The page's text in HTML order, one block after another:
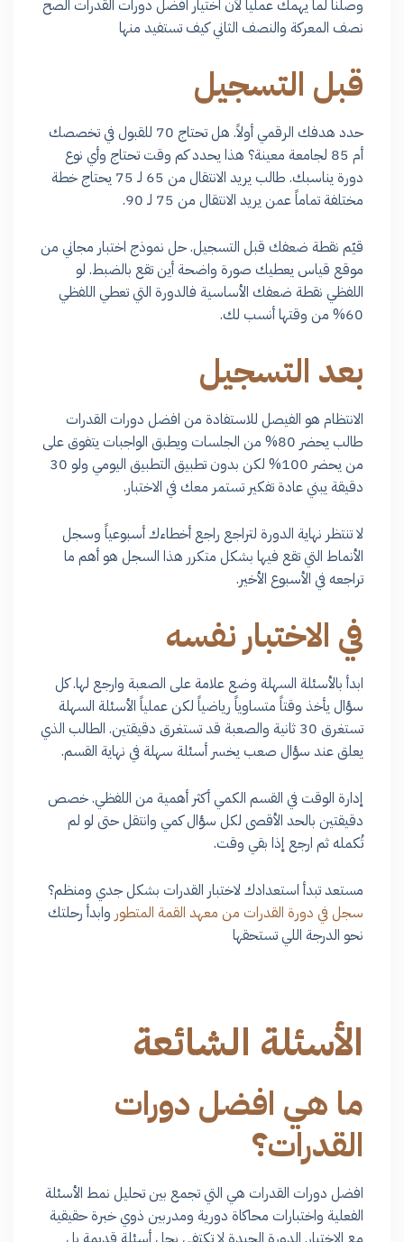
وصلنا لما يهمك عملياً لأن اختيار افضل دورات القدرات الصح
نصف المعركة والنصف الثاني كيف تستفيد منها
قبل التسجيل
حدد هدفك الرقمي أولاً. هل تحتاج 70 للقبول في تخصصك
أم 85 لجامعة معينة؟ هذا يحدد كم وقت تحتاج وأي نوع
دورة يناسبك. طالب يريد الانتقال من 65 لـ 75 يحتاج خطة
مختلفة تماماً عمن يريد الانتقال من 75 لـ 90.
قيّم نقطة ضعفك قبل التسجيل. حل نموذج اختبار مجاني من
موقع قياس يعطيك صورة واضحة أين تقع بالضبط. لو
اللفظي نقطة ضعفك الأساسية فالدورة التي تعطي اللفظي
60% من وقتها أنسب لك.
بعد التسجيل
الانتظام هو الفيصل للاستفادة من افضل دورات القدرات
طالب يحضر 80% من الجلسات ويطبق الواجبات يتفوق على
من يحضر 100% لكن بدون تطبيق التطبيق اليومي ولو 30
دقيقة يبني عادة تفكير تستمر معك في الاختبار.
لا تنتظر نهاية الدورة لتراجع راجع أخطاءك أسبوعياً وسجل
الأنماط التي تقع فيها بشكل متكرر هذا السجل هو أهم ما
تراجعه في الأسبوع الأخير.
في الاختبار نفسه
ابدأ بالأسئلة السهلة وضع علامة على الصعبة وارجع لها. كل
سؤال يأخذ وقتاً متساوياً رياضياً لكن عملياً الأسئلة السهلة
تستغرق 30 ثانية والصعبة قد تستغرق دقيقتين. الطالب الذي
يعلق عند سؤال صعب يخسر أسئلة سهلة في نهاية القسم.
إدارة الوقت في القسم الكمي أكثر أهمية من اللفظي. خصص
دقيقتين بالحد الأقصى لكل سؤال كمي وانتقل حتى لو لم
تُكمله ثم ارجع إذا بقي وقت.
مستعد تبدأ استعدادك لاختبار القدرات بشكل جدي ومنظم؟
سجل في دورة القدرات من معهد القمة المتطور وابدأ رحلتك
نحو الدرجة اللي تستحقها
الأسئلة الشائعة
ما هي افضل دورات
القدرات؟
افضل دورات القدرات هي التي تجمع بين تحليل نمط الأسئلة
الفعلية واختبارات محاكاة دورية ومدربين ذوي خبرة حقيقية